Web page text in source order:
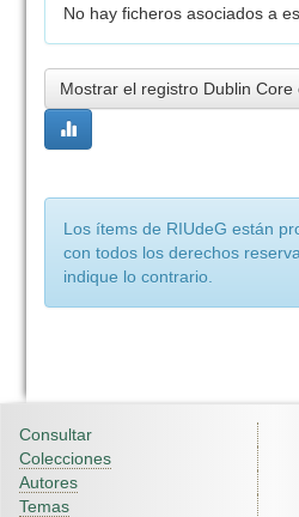
No hay ficheros asociados a
Mostrar el registro Dublin
Los ítems de RIUdeG están
con todos los derechos
indique lo contrario.
Consultar
Colecciones
Autores
Temas